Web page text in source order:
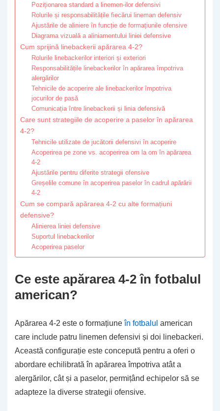
Poziționarea standard a linemen-ilor defensivi
Rolurile și responsabilitățile fiecărui lineman defensiv
Ajustările de aliniere în funcție de formațiunile ofensive
Diagrama vizuală a aliniamentului liniei defensive
Cum sprijină linebackerii apărarea 4-2?
Rolurile linebackerilor interiori și exteriori
Responsabilitățile linebackerilor în apărarea împotriva
alergărilor
Tehnicile de acoperire ale linebackerilor împotriva
jocurilor de pasă
Comunicația între linebackerii și linia defensivă
Care sunt strategiile de acoperire a paselor în apărarea
4-2?
Tehnicile utilizate de jucătorii defensivi în acoperire
Acoperirea pe zone vs. acoperirea om la om în apărarea
4-2
Ajustările pentru diferite strategii ofensive
Greșelile comune în acoperirea paselor în cadrul apărării
4-2
Cum se compară apărarea 4-2 cu alte formațiuni
defensive?
Alinierea liniei defensive
Suportul linebackerilor
Acoperirea paselor
Ce este apărarea 4-2 în fotbalul
american?
Apărarea 4-2 este o formațiuneîn fotbalul american
care include patru linemen defensivi și doi linebackeri.
Această configurație este concepută pentru a oferi o
abordare echilibrată în apărarea împotriva atât a
alergărilor, cât și a paselor, permițând echipelor să se
adapteze la diverse strategii ofensive.